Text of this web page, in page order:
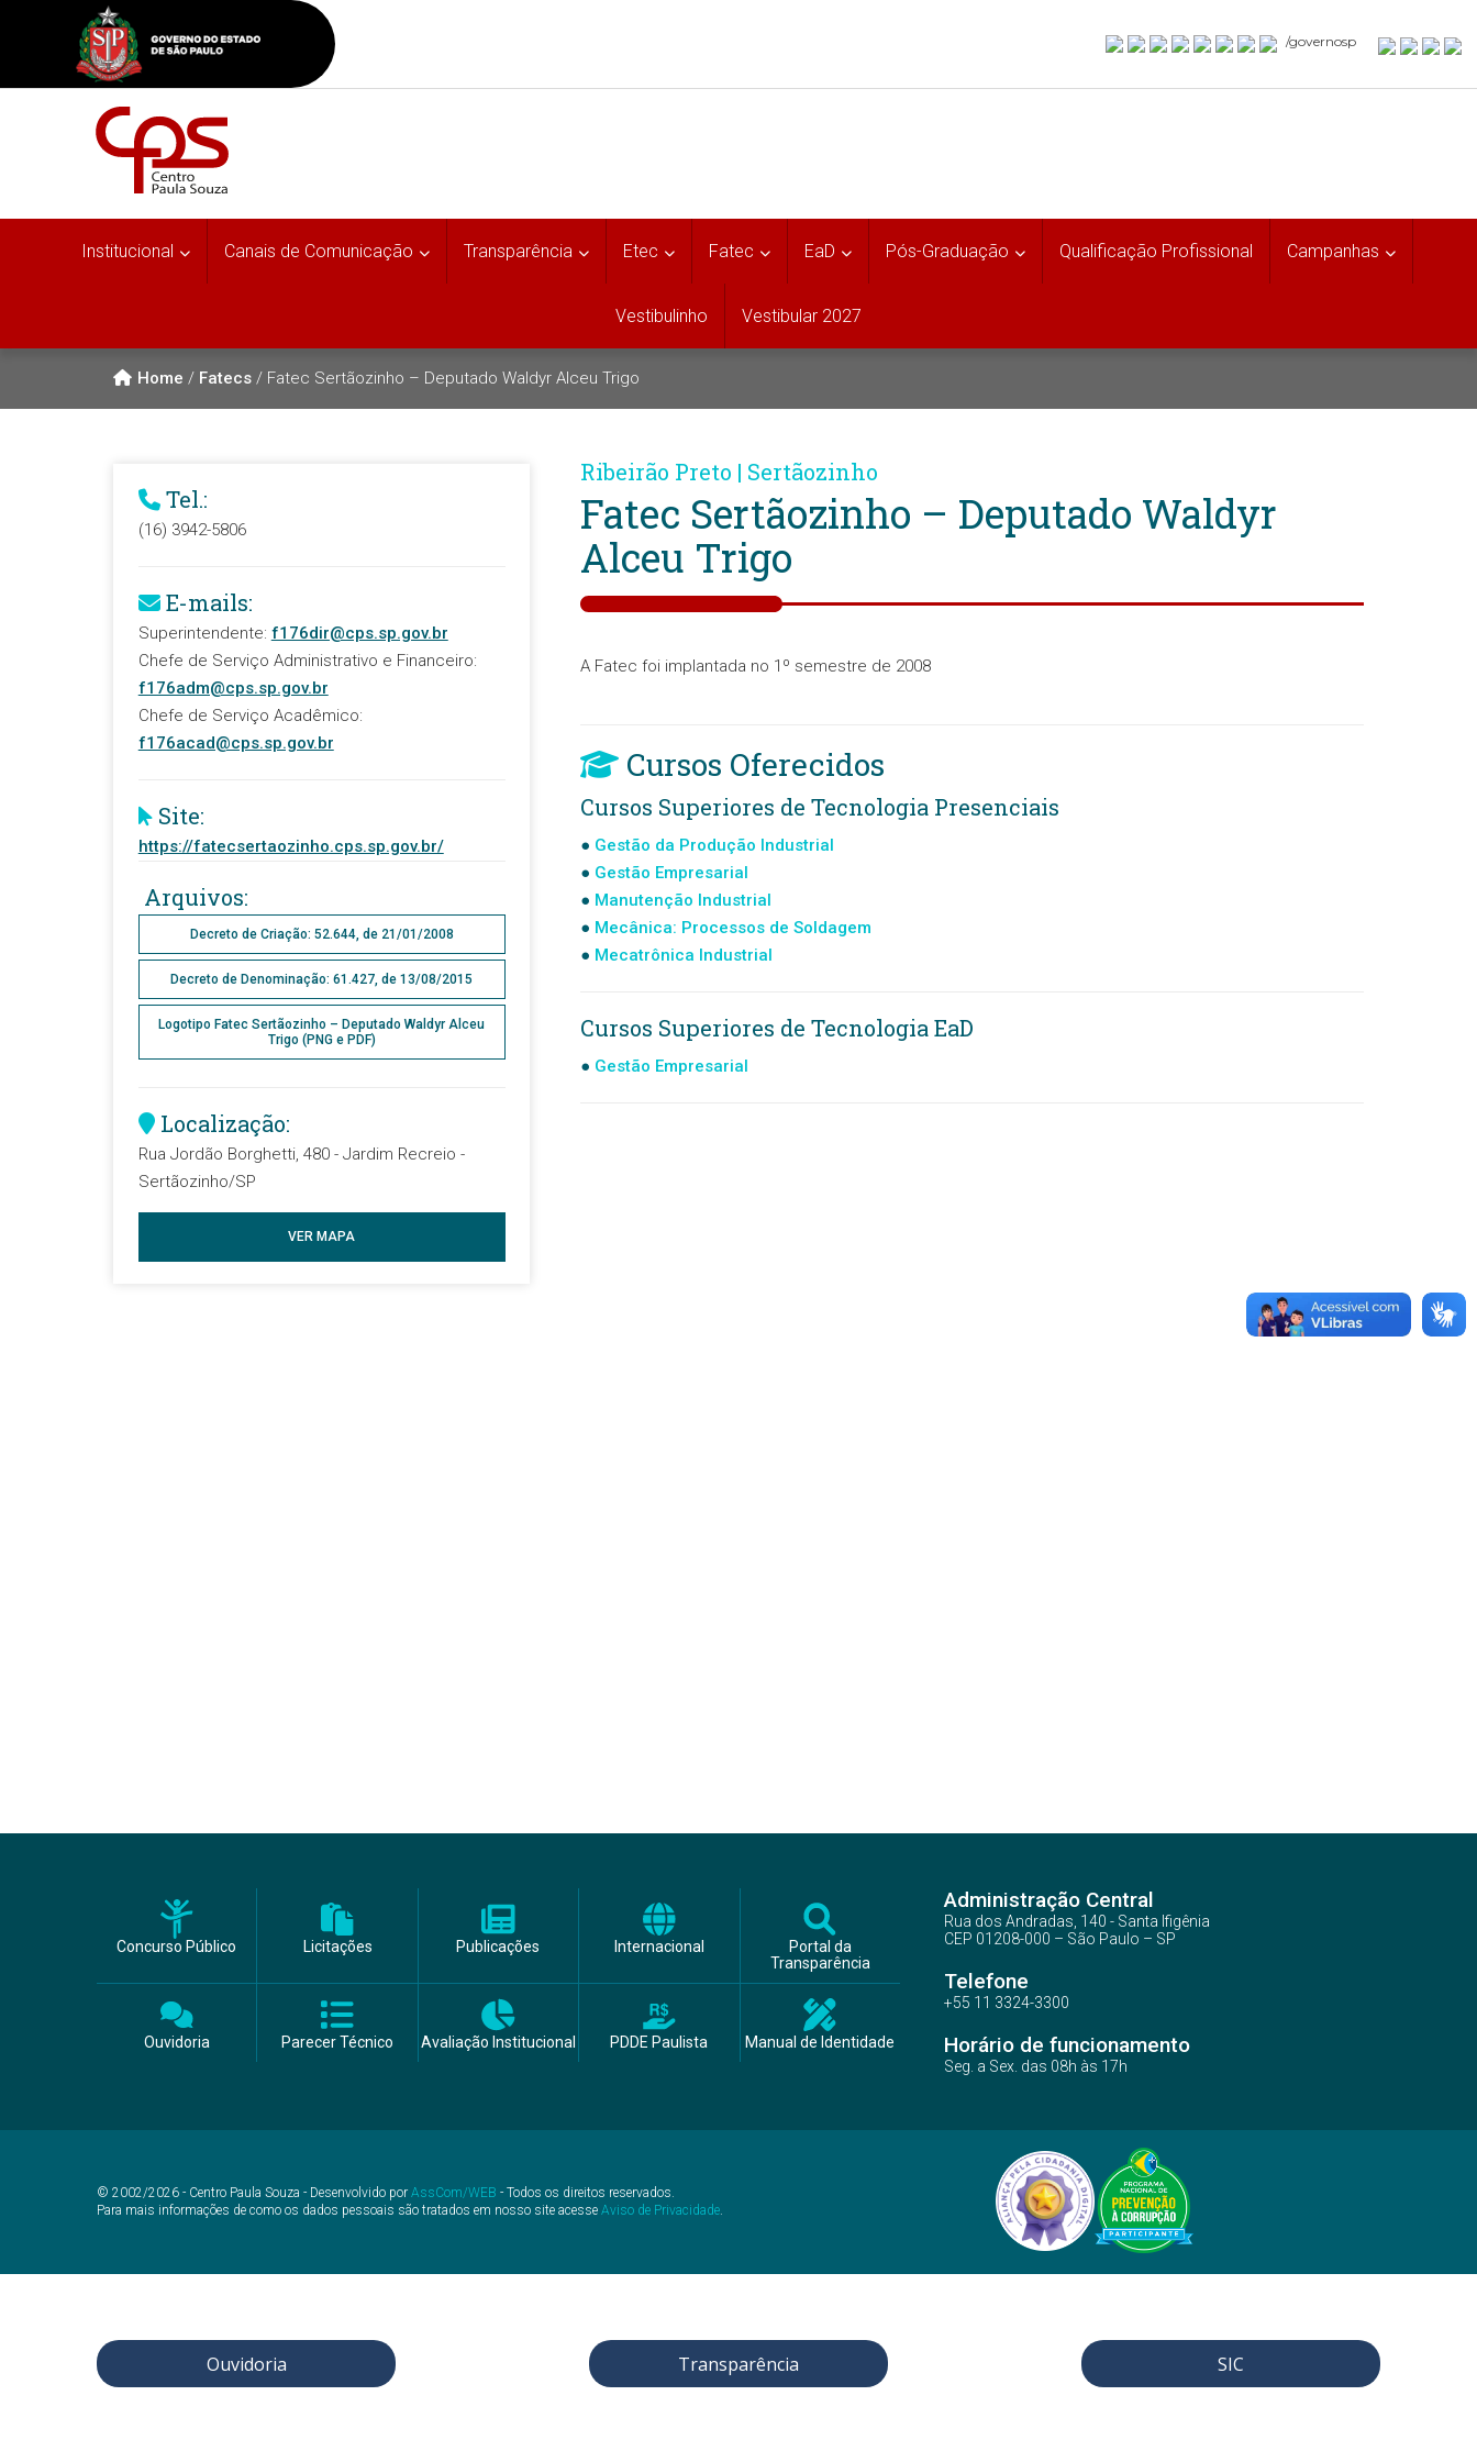
/governosp
Institucional Canais de Comunicação Transparência Etec Fatec EaD Pós-Graduação Qualificação Profissional Campanhas
Vestibulinho Vestibular 2027
Home / Fatecs / Fatec Sertãozinho – Deputado Waldyr Alceu Trigo
Ribeirão Preto | Sertãozinho
Fatec Sertãozinho – Deputado Waldyr
Alceu Trigo
A Fatec foi implantada no 1º semestre de 2008
Cursos Oferecidos
Cursos Superiores de Tecnologia Presenciais
Gestão da Produção Industrial
Gestão Empresarial
Manutenção Industrial
Mecânica: Processos de Soldagem
Mecatrônica Industrial
Cursos Superiores de Tecnologia EaD
Gestão Empresarial
Tel.:
(16) 3942-5806
E-mails:
Superintendente: f176dir@cps.sp.gov.br
Chefe de Serviço Administrativo e Financeiro:
f176adm@cps.sp.gov.br
Chefe de Serviço Acadêmico:
f176acad@cps.sp.gov.br
Site:
https://fatecsertaozinho.cps.sp.gov.br/
Arquivos:
Decreto de Criação: 52.644, de 21/01/2008
Decreto de Denominação: 61.427, de 13/08/2015
Logotipo Fatec Sertãozinho – Deputado Waldyr Alceu
Trigo (PNG e PDF)
Localização:
Rua Jordão Borghetti, 480 - Jardim Recreio -
Sertãozinho/SP
VER MAPA
Concurso Público Licitações Publicações Internacional
Portal da
Transparência
Ouvidoria Parecer Técnico Avaliação Institucional PDDE Paulista Manual de Identidade
Administração Central
Rua dos Andradas, 140 - Santa Ifigênia
CEP 01208-000 – São Paulo – SP
Telefone
+55 11 3324-3300
Horário de funcionamento
Seg. a Sex. das 08h às 17h
© 2002/2026 - Centro Paula Souza - Desenvolvido por AssCom/WEB - Todos os direitos reservados.
Para mais informações de como os dados pessoais são tratados em nosso site acesse Aviso de Privacidade
Ouvidoria Transparência SIC